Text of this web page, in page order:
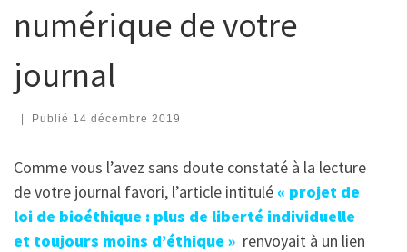
numérique de votre
journal
| Publié 14 décembre 2019
Comme vous l’avez sans doute constaté à la lecture
de votre journal favori, l’article intitulé « projet de
loi de bioéthique : plus de liberté individuelle
et toujours moins d’éthique » renvoyait à un lien